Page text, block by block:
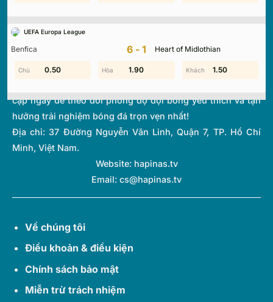
UEFA Europa League
Benfica 6-1 Heart of Midlothian
0.60 1.70 1.30
0.50 1.90 1.50
thi đấu và bảng xếp hạng từ hơn 1.000 giải đấu toàn cầu.
Với giao diện tối ưu và tốc độ cập nhật thời gian thực
(Livescore) siêu tốc, chúng tôi giúp bạn không bỏ lỡ bất kỳ
cập ngay để theo dõi phong độ đội bóng yêu thích và tận
hưởng trải nghiệm bóng đá trọn vẹn nhất!
Địa chỉ: 37 Đường Nguyễn Văn Linh, Quận 7, TP. Hồ Chí
Minh, Việt Nam.
Website: hapinas.tv
Email: cs@hapinas.tv
Về chúng tôi
Điều khoản & điều kiện
Chính sách bảo mật
Miễn trừ trách nhiệm